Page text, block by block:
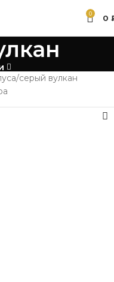
0 0
серый вулкан